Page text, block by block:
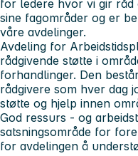
for ledere hvor vi gir råd
sine fagområder og er
våre avdelinger.
Avdeling for
rådgivende støtte i
forhandlinger. Den
rådgivere som hver dag
støtte og hjelp innen
God ressurs - og
satsningsområde for
for avdelingen å